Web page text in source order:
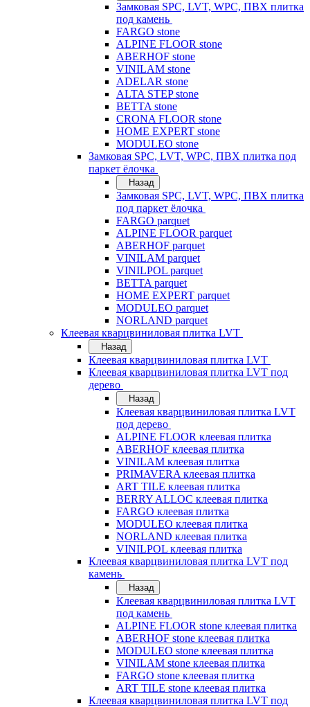
Замковая SPC, LVT, WPC, ПВХ плитка
под камень
FARGO stone
ALPINE FLOOR stone
ABERHOF stone
VINILAM stone
ADELAR stone
ALTA STEP stone
BETTA stone
CRONA FLOOR stone
HOME EXPERT stone
MODULEO stone
Замковая SPC, LVT, WPC, ПВХ плитка под
паркет ёлочка
Назад
Замковая SPC, LVT, WPC, ПВХ плитка
под паркет ёлочка
FARGO parquet
ALPINE FLOOR parquet
ABERHOF parquet
VINILAM parquet
VINILPOL parquet
BETTA parquet
HOME EXPERT parquet
MODULEO parquet
NORLAND parquet
Клеевая кварцвиниловая плитка LVT
Назад
Клеевая кварцвиниловая плитка LVT
Клеевая кварцвиниловая плитка LVT под
дерево
Назад
Клеевая кварцвиниловая плитка LVT
под дерево
ALPINE FLOOR клеевая плитка
ABERHOF клеевая плитка
VINILAM клеевая плитка
PRIMAVERA клеевая плитка
ART TILE клеевая плитка
BERRY ALLOC клеевая плитка
FARGO клеевая плитка
MODULEO клеевая плитка
NORLAND клеевая плитка
VINILPOL клеевая плитка
Клеевая кварцвиниловая плитка LVT под
камень
Назад
Клеевая кварцвиниловая плитка LVT
под камень
ALPINE FLOOR stone клеевая плитка
ABERHOF stone клеевая плитка
MODULEO stone клеевая плитка
VINILAM stone клеевая плитка
FARGO stone клеевая плитка
ART TILE stone клеевая плитка
Клеевая кварцвиниловая плитка LVT под